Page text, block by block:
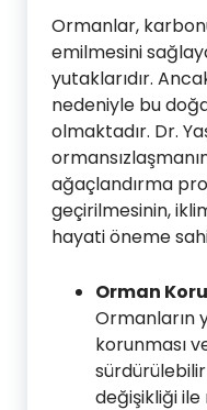
Ormanlar,
emilmesini
yutaklarıdır.
nedeniyle bu
olmaktadır. Dr.
ağaçlandırma
geçirilmesinin,
hayati öneme
Orman
Ormanların
korunması
değişikliği